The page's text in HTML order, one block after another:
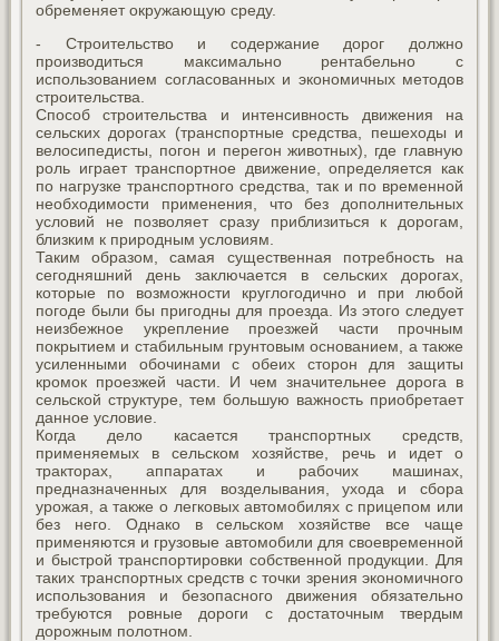
обременяет окружающую среду.
- Строительство и содержание дорог должно
производиться максимально рентабельно с
использованием согласованных и экономичных методов
строительства.
Способ строительства и интенсивность движения на
сельских дорогах (транспортные средства, пешеходы и
велосипедисты, погон и перегон животных), где главную
роль играет транспортное движение, определяется как
по нагрузке транспортного средства, так и по временной
необходимости применения, что без дополнительных
условий не позволяет сразу приблизиться к дорогам,
близким к природным условиям.
Таким образом, самая существенная потребность на
сегодняшний день заключается в сельских дорогах,
которые по возможности круглогодично и при любой
погоде были бы пригодны для проезда. Из этого следует
неизбежное укрепление проезжей части прочным
покрытием и стабильным грунтовым основанием, а также
усиленными обочинами с обеих сторон для защиты
кромок проезжей части. И чем значительнее дорога в
сельской структуре, тем большую важность приобретает
данное условие.
Когда дело касается транспортных средств,
применяемых в сельском хозяйстве, речь и идет о
тракторах, аппаратах и рабочих машинах,
предназначенных для возделывания, ухода и сбора
урожая, а также о легковых автомобилях с прицепом или
без него. Однако в сельском хозяйстве все чаще
применяются и грузовые автомобили для своевременной
и быстрой транспортировки собственной продукции. Для
таких транспортных средств с точки зрения экономичного
использования и безопасного движения обязательно
требуются ровные дороги с достаточным твердым
дорожным полотном.